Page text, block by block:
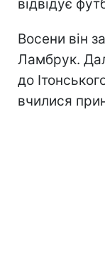
відвідує
Восени він
Ламбрук.
до
вчилися